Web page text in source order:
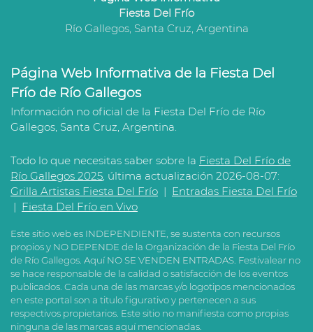
Fiesta Del Frío
Río Gallegos, Santa Cruz, Argentina
Página Web Informativa de la Fiesta Del
Frío de Río Gallegos
Información no oficial de la Fiesta Del Frío de Río
Gallegos, Santa Cruz, Argentina.
Todo lo que necesitas saber sobre la Fiesta Del Frío de
Río Gallegos 2025 , última actualización 2026-08-07:
Grilla Artistas Fiesta Del Frío | Entradas Fiesta Del Frío
| Fiesta Del Frío en Vivo
Este sitio web es INDEPENDIENTE, se sustenta con recursos
propios y NO DEPENDE de la Organización de la Fiesta Del Frío
de Río Gallegos. Aquí NO SE VENDEN ENTRADAS. Festivalear no
se hace responsable de la calidad o satisfacción de los eventos
publicados. Cada una de las marcas y/o logotipos mencionados
en este portal son a titulo figurativo y pertenecen a sus
respectivos propietarios. Este sitio no manifiesta como propias
ninguna de las marcas aquí mencionadas.